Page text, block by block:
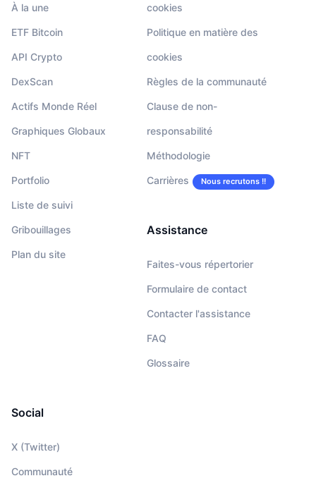
À la une
ETF Bitcoin
API Crypto
DexScan
Actifs Monde Réel
Graphiques Globaux
NFT
Portfolio
Liste de suivi
Gribouillages
Plan du site
cookies
Politique en matière des
cookies
Règles de la communauté
Clause de non-
responsabilité
Méthodologie
Carrières Nous recrutons !!
Assistance
Faites-vous répertorier
Formulaire de contact
Contacter l'assistance
FAQ
Glossaire
Social
X (Twitter)
Communauté